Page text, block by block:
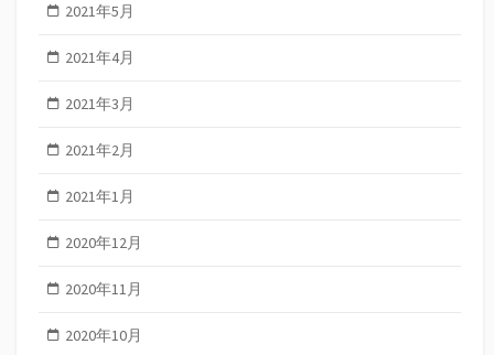
2021年5月
2021年4月
2021年3月
2021年2月
2021年1月
2020年12月
2020年11月
2020年10月